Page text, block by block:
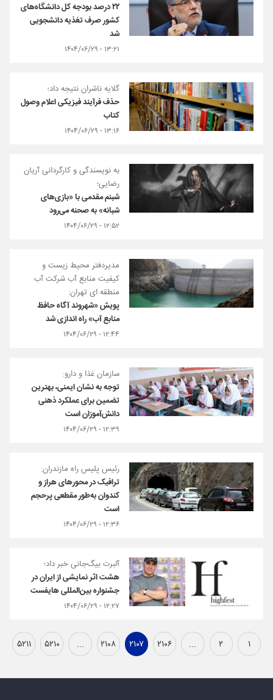
۲۲ درصد بودجه کل دانشگاه‌های
کشور صرف تغذیه دانشجویی
شد
۱۳:۲۱ - ۱۴۰۴/۰۶/۲۹
گلایه ناشران نتیجه داد؛
حذف فرآیند فیزیکی اعلام وصول
کتاب
۱۳:۱۶ - ۱۴۰۴/۰۶/۲۹
به نویسندگی و کارگردانی آریان
رضایی؛
شبنم مقدمی با «بازی‌های
شبانه» به صحنه می‌رود
۱۲:۵۲ - ۱۴۰۴/۰۶/۲۹
مدیردفتر محیط زیست و
کیفیت منابع آب شرکت آب
منطقه ای تهران:
پویش «شهروند آگاه حافظ
منابع آب» راه اندازی شد
۱۲:۴۴ - ۱۴۰۴/۰۶/۲۹
سازمان غذا و دارو:
توجه به نشان ایمنی، بهترین
تضمین برای عملکرد ذهنی
دانش‌آموزان است
۱۲:۳۹ - ۱۴۰۴/۰۶/۲۹
رئیس پلیس راه مازندران:
ترافیک در محورهای هراز و
کندوان به‌طور مقطعی پرحجم
است
۱۲:۳۶ - ۱۴۰۴/۰۶/۲۹
آلبرت بیگ‌جانی خبر داد؛
هشت اثر نمایشی از ایران در
جشنواره بین‌المللی هایفست
۱۲:۲۷ - ۱۴۰۴/۰۶/۲۹
۱ ۲ ... ۲۱۰۶ ۲۱۰۷ ۲۱۰۸ ... ۵۲۱۰ ۵۲۱۱